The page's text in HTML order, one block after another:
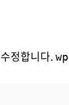
정합니다.